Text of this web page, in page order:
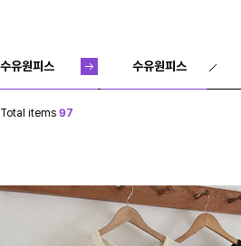
수유원피스 수유원피스
Total items 97